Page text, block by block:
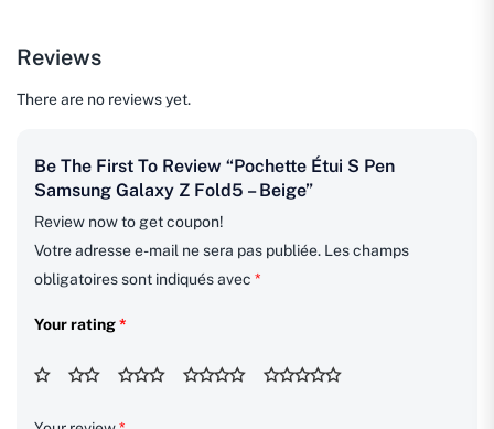
Reviews
There are no reviews yet.
Be The First To Review “Pochette Étui S Pen
Samsung Galaxy Z Fold5 – Beige”
Review now to get coupon!
Votre adresse e-mail ne sera pas publiée. Les champs
obligatoires sont indiqués avec *
Your rating*